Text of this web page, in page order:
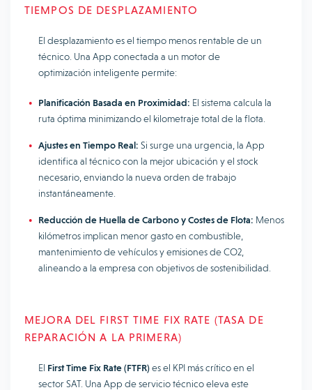
TIEMPOS DE DESPLAZAMIENTO
El desplazamiento es el tiempo menos rentable de un
técnico. Una App conectada a un motor de
optimización inteligente permite:
Planificación Basada en Proximidad: El sistema calcula la
ruta óptima minimizando el kilometraje total de la flota.
Ajustes en Tiempo Real: Si surge una urgencia, la App
identifica al técnico con la mejor ubicación y el stock
necesario, enviando la nueva orden de trabajo
instantáneamente.
Reducción de Huella de Carbono y Costes de Flota: Menos
kilómetros implican menor gasto en combustible,
mantenimiento de vehículos y emisiones de CO2,
alineando a la empresa con objetivos de sostenibilidad.
MEJORA DEL FIRST TIME FIX RATE (TASA DE
REPARACIÓN A LA PRIMERA)
El First Time Fix Rate (FTFR)es el KPI más crítico en el
sector SAT. Una App de servicio técnico eleva este